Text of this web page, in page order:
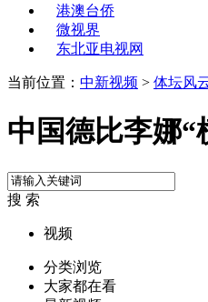
港澳台侨
微视界
东北亚电视网
当前位置： 中新视频 > 体坛风
中国德比李娜“
搜 索
视频
分类浏览
大家都在看